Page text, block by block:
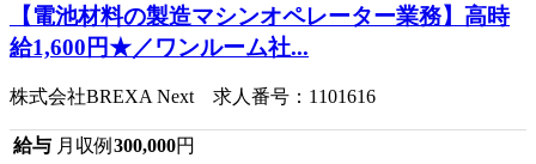
【電池材料の製造マシンオペレーター業務】高時
給1,600円★／ワンルーム社...
株式会社BREXA Next 求人番号：1101616
給与 月収例 300,000円